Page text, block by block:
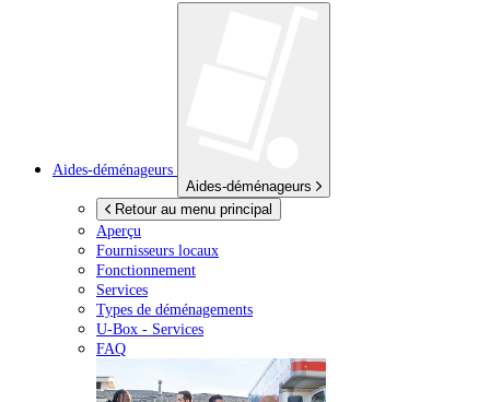
Aides-déménageurs
Aides-déménageurs
Retour au menu principal
Aperçu
Fournisseurs locaux
Fonctionnement
Services
Types de déménagements
U-Box - Services
FAQ